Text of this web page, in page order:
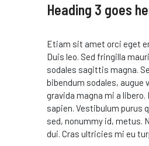
Heading 3 goes
Etiam sit amet orci eget
Duis leo. Sed fringilla
sodales sagittis magna.
bibendum sodales, augue
gravida magna mi a
sapien. Vestibulum purus
sed, nonummy id, metus.
dui. Cras ultricies mi eu